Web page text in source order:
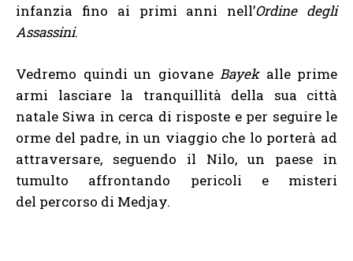
infanzia fino ai primi anni nell’Ordine degli
Assassini.
Vedremo quindi un giovane Bayekalle prime
armi lasciare la tranquillità della sua città
natale Siwa in cerca di risposte e per seguire le
orme del padre, in un viaggio che lo porterà ad
attraversare, seguendo il Nilo, un paese in
tumulto affrontando pericoli e misteri
del percorso di Medjay.